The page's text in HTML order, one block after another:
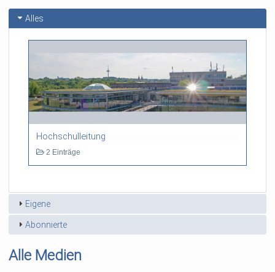
Alles
Hochschulleitung
2 Einträge
Eigene
Abonnierte
Alle Medien